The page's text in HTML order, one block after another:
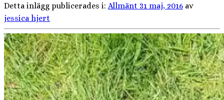
Detta inlägg publicerades i:Allmänt 31 maj, 2016 av
jessica hjert